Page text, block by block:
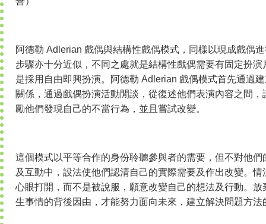
阿德勒 Adlerian 戲偶與結構性戲偶模式，同樣以現成戲偶
步驟亦十分近似，不同之處就是結構性戲偶需要有固定扮
是採用自由即興扮演。阿德勒 Adlerian 戲偶模式首先通過
關係，通過戲偶扮演活動閒談，從復述他們表演內容之間
勵他們發現自己的不當行為，並且嘗試改變。
這個模式以平等合作的身份聆聽參與者的需要，但不對他
及互動中，設法使他們認清自己的實際需要及作出改變。
心眼打開，而不是被說服，願意改變自己的想法及行動。
生事情的背後因由，才能努力面向未來，建立解決問題方法